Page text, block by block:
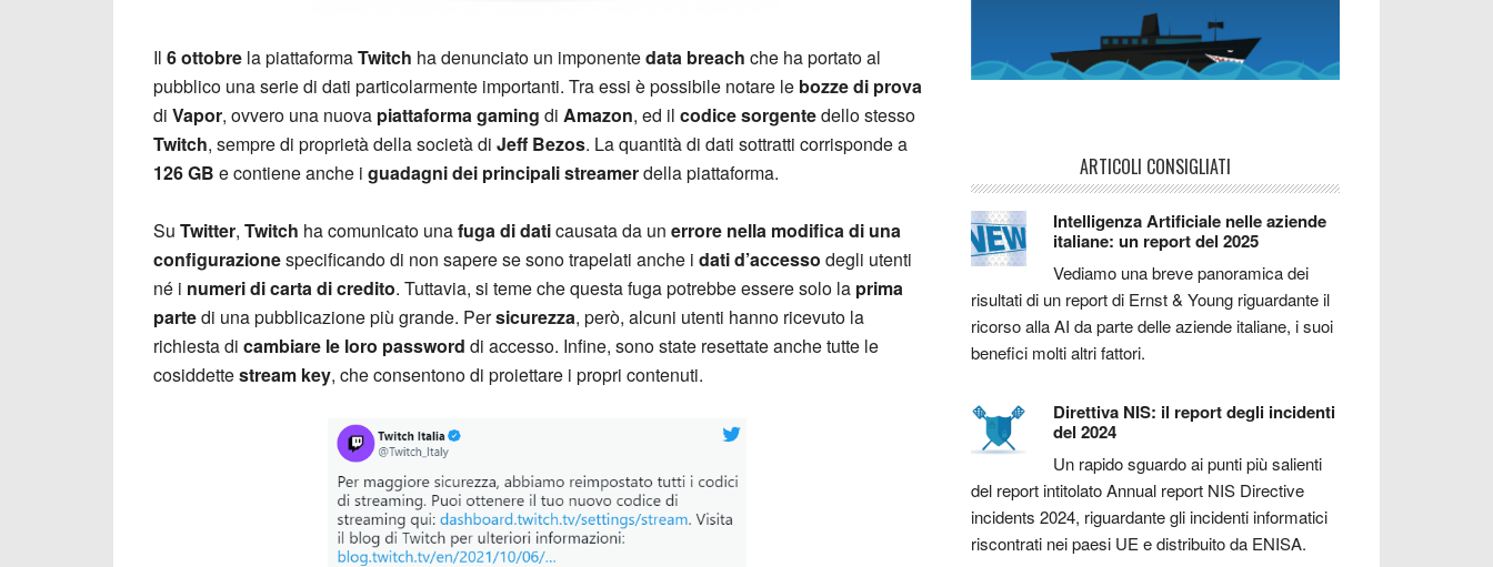
Il 6 ottobre la piattaformaTwitch ha denunciato un imponentedata breach che ha portato al
pubblico una serie di dati particolarmente importanti. Tra essi è possibile notare le bozze di prova
di Vapor, ovvero una nuova piattaforma gaming di Amazon, ed il codice sorgentedello stesso
Twitch, sempre di proprietà della società di Jeff Bezos. La quantità di dati sottratti corrisponde a
126 GB e contiene anche i guadagni dei principali streamerdella piattaforma.
Su Twitter, Twitch ha comunicato unafuga di daticausata da un errore nella modifica di una
configurazionespecificando di non sapere se sono trapelati anche i dati d’accesso degli utenti
né i numeri di carta di credito. Tuttavia, si teme che questa fuga potrebbe essere solo la prima
partedi una pubblicazione più grande. Persicurezza, però, alcuni utenti hanno ricevuto la
richiesta di cambiare le loro password di accesso. Infine, sono state resettate anche tutte le
cosiddettestream key, che consentono di proiettare i propri contenuti.
ARTICOLI CONSIGLIATI
Intelligenza Artificiale nelle aziende
italiane: un report del 2025
Vediamo una breve panoramica dei
risultati di un report di Ernst & Young riguardante il
ricorso alla AI da parte delle aziende italiane, i suoi
benefici molti altri fattori.
Direttiva NIS: il report degli incidenti
del 2024
Un rapido sguardo ai punti più salienti
del report intitolato Annual report NIS Directive
incidents 2024, riguardante gli incidenti informatici
riscontrati nei paesi UE e distribuito da ENISA.